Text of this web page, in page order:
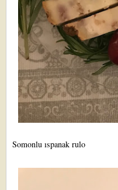
Somonlu ıspanak rulo